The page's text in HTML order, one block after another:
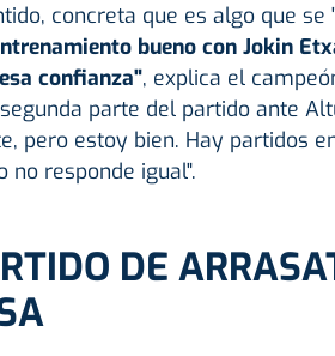
concreta que es algo que se
bueno con Jokin
confianza", explica el
parte del partido ante
pero estoy bien. Hay partidos
no responde igual".
DE